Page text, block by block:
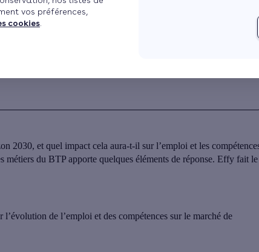
vos préférences,
cookies
Mis à jour le 09/08/2024 à 15h11
2030, et quel impact cela aura-t-il sur l’emploi et les
métiers du BTP apporte quelques éléments de réponse. Effy fait le
de l’emploi et des compétences sur le marché de